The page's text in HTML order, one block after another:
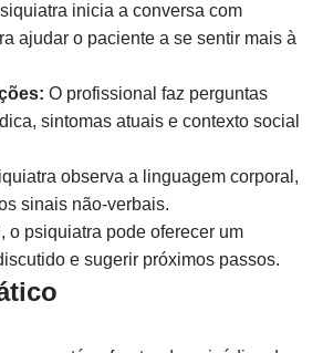
inicia a conversa com
ajudar o paciente a se sentir mais à
O profissional faz perguntas
sintomas atuais e contexto social
observa a linguagem corporal,
sinais não-verbais.
o psiquiatra pode oferecer um
e sugerir próximos passos.